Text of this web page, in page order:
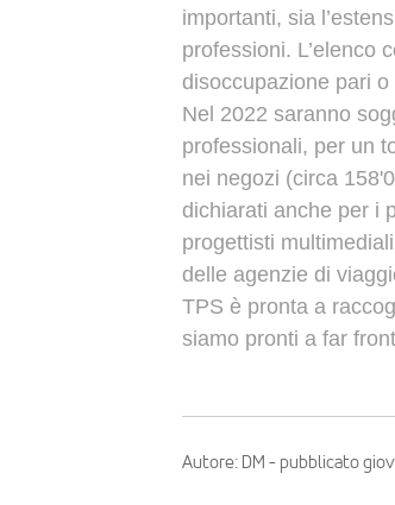
importanti, sia
professioni. L’elenco
disoccupazione pari o
Nel 2022 saranno
professionali, per un
nei negozi (circa 158'0
dichiarati anche per i
progettisti multimediali
delle agenzie di
TPS è pronta a
siamo pronti a far
Autore: DM - pubblicato